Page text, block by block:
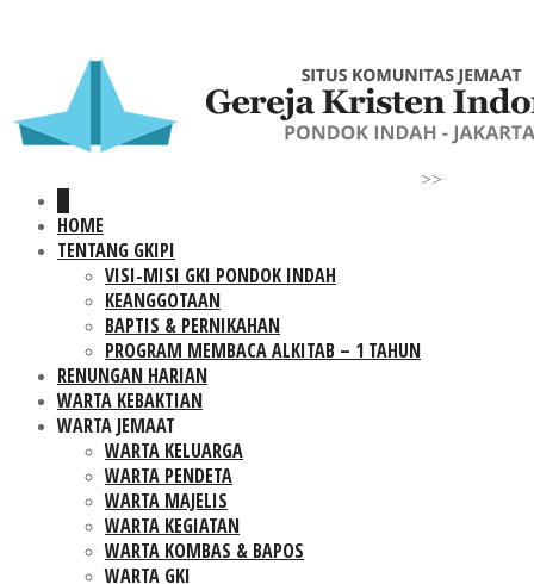
HOME
TENTANG GKIPI
VISI-MISI GKI PONDOK INDAH
KEANGGOTAAN
BAPTIS & PERNIKAHAN
PROGRAM MEMBACA ALKITAB – 1 TAHUN
RENUNGAN HARIAN
WARTA KEBAKTIAN
WARTA JEMAAT
WARTA KELUARGA
WARTA PENDETA
WARTA MAJELIS
WARTA KEGIATAN
WARTA KOMBAS & BAPOS
WARTA GKI
>>